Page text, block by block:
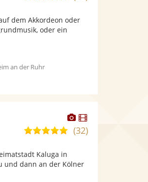
stellt
bereit.
5
dem Akkordeon oder
oder ein
an der Ruhr
Dieser
Künstler
stellt
Dieser
Künstler
4,9
Sternen
(32)
Kaluga in
und dann an der Kölner